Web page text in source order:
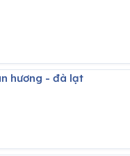
hương - đà lạt